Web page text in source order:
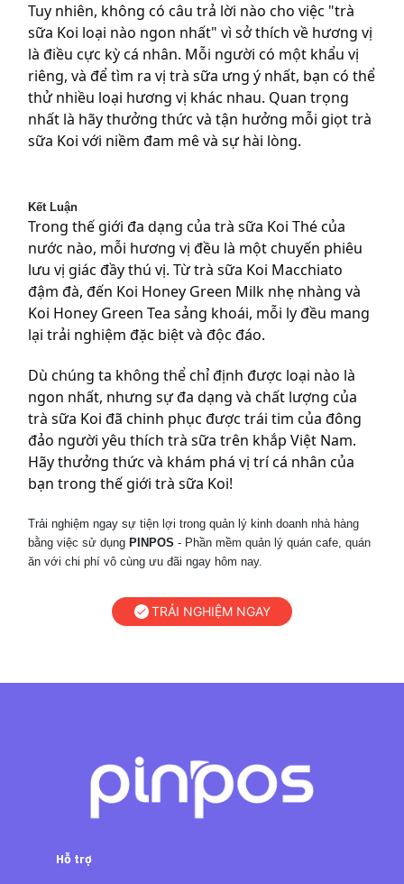
Tuy nhiên, không có câu trả lời nào cho việc "trà
sữa Koi loại nào ngon nhất" vì sở thích về hương vị
là điều cực kỳ cá nhân. Mỗi người có một khẩu vị
riêng, và để tìm ra vị trà sữa ưng ý nhất, bạn có thể
thử nhiều loại hương vị khác nhau. Quan trọng
nhất là hãy thưởng thức và tận hưởng mỗi giọt trà
sữa Koi với niềm đam mê và sự hài lòng.
Kết Luận
Trong thế giới đa dạng của trà sữa Koi Thécủa
nước nào, mỗi hương vị đều là một chuyến phiêu
lưu vị giác đầy thú vị. Từ trà sữa Koi Macchiato
đậm đà, đến Koi Honey Green Milk nhẹ nhàng và
Koi Honey Green Tea sảng khoái, mỗi ly đều mang
lại trải nghiệm đặc biệt và độc đáo.
Dù chúng ta không thể chỉ định được loại nào là
ngon nhất, nhưng sự đa dạng và chất lượng của
trà sữa Koi đã chinh phục được trái tim của đông
đảo người yêu thích trà sữa trên khắp Việt Nam.
Hãy thưởng thức và khám phá vị trí cá nhân của
bạn trong thế giới trà sữa Koi!
Trải nghiệm ngay sự tiện lợi trong quản lý kinh doanh nhà hàng
bằng việc sử dụng PINPOS - Phần mềm quản lý quán cafe, quán
ăn với chi phí vô cùng ưu đãi ngay hôm nay.
TRẢI NGHIỆM NGAY
Hỗ trợ